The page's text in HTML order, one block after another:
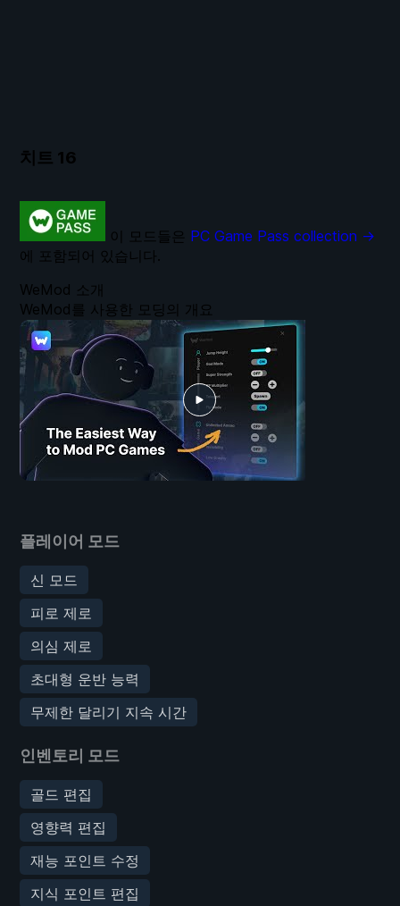
치트 16
플레이어 모드
신 모드
피로 제로
의심 제로
초대형 운반 능력
무제한 달리기 지속 시간
인벤토리 모드
골드 편집
영향력 편집
재능 포인트 수정
지식 포인트 편집
WeMod 소개
WeMod를 사용한 모딩의 개요
이 모드들은 PC Game Pass collection →
에 포함되어 있습니다.